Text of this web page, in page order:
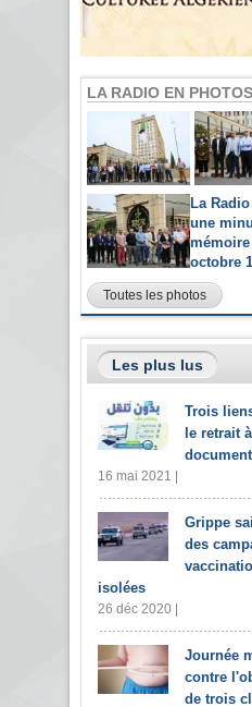
LA RADIO EN PHOTOS
La
une
octobre
Toutes les photos
Les plus lus
Trois
le retrait
16 mai 2021 |
Grippe
des
isolées
26 déc 2020 |
Journée
contre
de trois